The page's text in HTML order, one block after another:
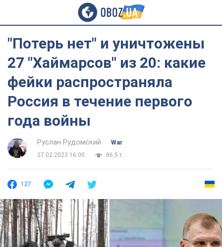
"Потерь нет" и уничтожены
27 "Хаймарсов" из 20: какие
фейки распространяла
Россия в течение первого
года войны
Руслан Рудомский
War
27.02.2023 16:00
86,5 т.
127